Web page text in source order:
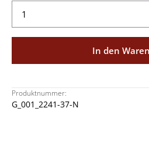
Produkt Anzahl: Gib den
In den
Produktnummer:
G_001_2241-37-N